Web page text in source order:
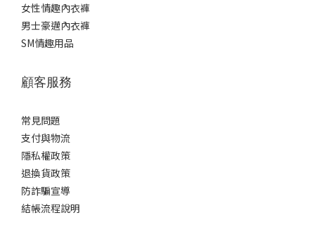
女性情趣內衣褲
男士豪邁內衣褲
SM情趣用品
顧客服務
常見問題
支付與物流
隱私權政策
退換貨政策
防詐騙宣導
結帳流程說明